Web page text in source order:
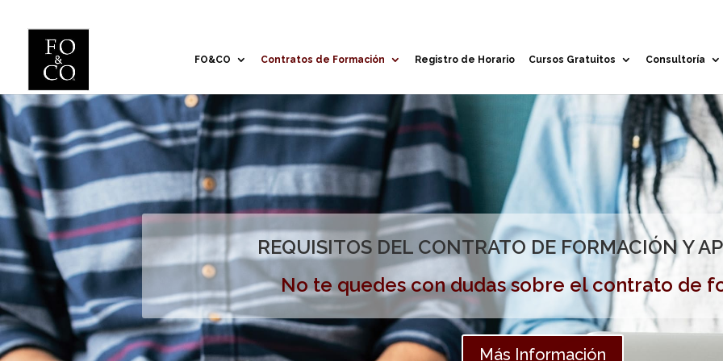
FO&CO Contratos de Formación Registro de Horario Cursos Gratuitos Consultoría
REQUISITOS DEL CONTRATO DE FORMACIÓN Y
No te quedes con dudas sobre el contrato de
Más Información